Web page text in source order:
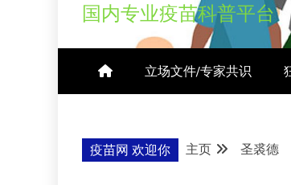
国内专业疫苗科普平台
立场文件/专家共识
疫苗网 欢迎你 主页 圣裘德